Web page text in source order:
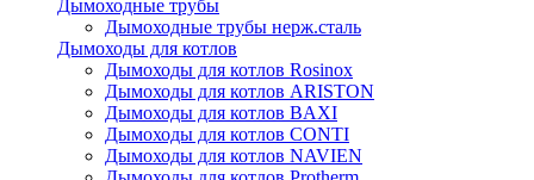
Дымоходные трубы
Дымоходные трубы нерж.сталь
Дымоходы для котлов
Дымоходы для котлов Rosinox
Дымоходы для котлов ARISTON
Дымоходы для котлов BAXI
Дымоходы для котлов CONTI
Дымоходы для котлов NAVIEN